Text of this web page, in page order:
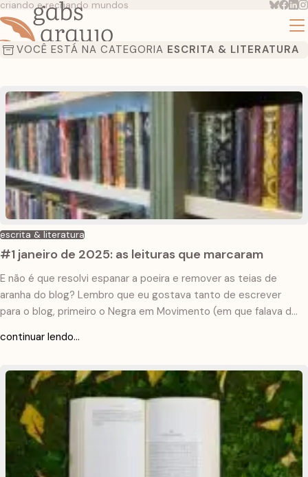
criando e recriando mundos
VOCÊ ESTÁ NA CATEGORIA ESCRITA & LITERATURA
escrita & literatura
#1 janeiro de 2025: as leituras que marcaram
E não é que resolvi espanar a poeira e remover as teias de
aranha do blog? Lembro que eu gostava tanto de escrever
para o blog, primeiro o Negra em Movimento (em que falava de
na faculdade), que não existe mais. Depois comecei a blogar
continuar lendo...